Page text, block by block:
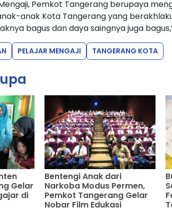
Pemkot Tangerang berupaya
anak Kota Tangerang yang
bagus dan daya saingnya juga
PELAJAR MENGAJI TANGERANG KOTA
Gelar
di
Bentengi Anak dari
Narkoba Modus Permen,
Pemkot Tangerang Gelar
Nobar Film Edukasi